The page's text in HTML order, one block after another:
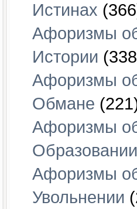
Истинах
Афоризмы
Истории
Афоризмы
Обмане
Афоризмы
Образовании
Афоризмы
Увольнении